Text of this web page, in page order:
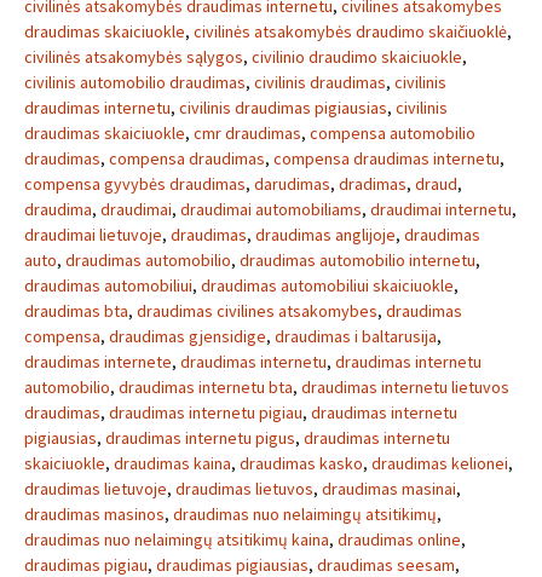
civilinės atsakomybės draudimas internetu, civilines atsakomybes
draudimas skaiciuokle, civilinės atsakomybės draudimo skaičiuoklė,
civilinės atsakomybės sąlygos, civilinio draudimo skaiciuokle,
civilinis automobilio draudimas, civilinis draudimas, civilinis
draudimas internetu, civilinis draudimas pigiausias, civilinis
draudimas skaiciuokle, cmr draudimas, compensa automobilio
draudimas, compensa draudimas, compensa draudimas internetu,
compensa gyvybės draudimas, darudimas, dradimas, draud,
draudima, draudimai, draudimai automobiliams, draudimai internetu,
draudimai lietuvoje, draudimas, draudimas anglijoje, draudimas
auto, draudimas automobilio, draudimas automobilio internetu,
draudimas automobiliui, draudimas automobiliui skaiciuokle,
draudimas bta, draudimas civilines atsakomybes, draudimas
compensa, draudimas gjensidige, draudimas i baltarusija,
draudimas internete, draudimas internetu, draudimas internetu
automobilio, draudimas internetu bta, draudimas internetu lietuvos
draudimas, draudimas internetu pigiau, draudimas internetu
pigiausias, draudimas internetu pigus, draudimas internetu
skaiciuokle, draudimas kaina, draudimas kasko, draudimas kelionei,
draudimas lietuvoje, draudimas lietuvos, draudimas masinai,
draudimas masinos, draudimas nuo nelaimingų atsitikimų,
draudimas nuo nelaimingų atsitikimų kaina, draudimas online,
draudimas pigiau, draudimas pigiausias, draudimas seesam,